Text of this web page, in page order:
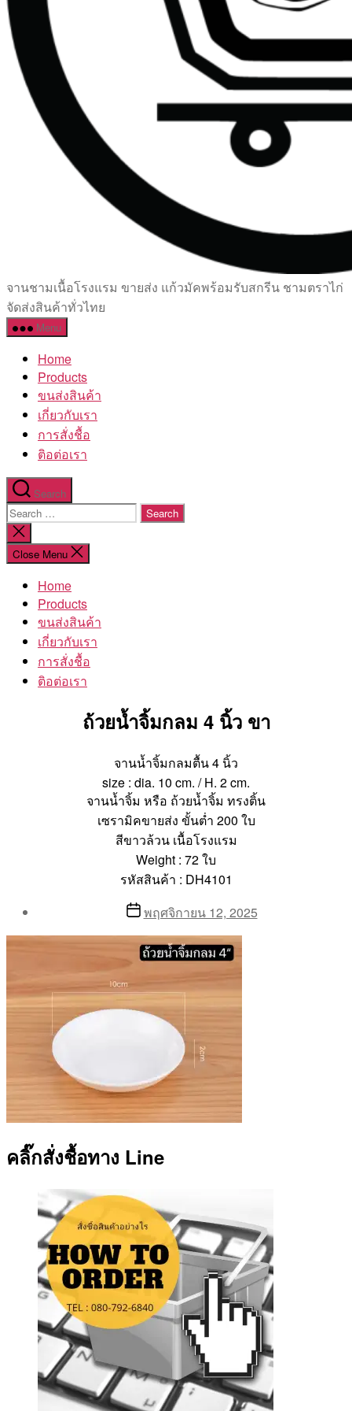
เซรามิค
ครบ
ครัน
โรงงาน
จานชามเนื้อโรงแรม ขายส่ง แก้วมัคพร้อมรับสกรีน ชามตราไก่
จัดส่งสินค้าทั่วไทย
Menu
Home
Products
ขนส่งสินค้า
เกี่ยวกับเรา
การสั่งชื้อ
ติอต่อเรา
Search
Search
for:
Close
search
Close Menu
Home
Products
ขนส่งสินค้า
เกี่ยวกับเรา
การสั่งชื้อ
ติอต่อเรา
ถ้วยน้ำจิ้มกลม 4 นิ้ว ขา
จานน้ำจิ้มกลมตื้น 4 นิ้ว
size : dia. 10 cm. / H. 2 cm.
จานน้ำจิ้ม หรือ ถ้วยน้ำจิ้ม ทรงติ้น
เซรามิคขายส่ง ขั้นต่ำ 200 ใบ
สีขาวล้วน เนื้อโรงแรม
Weight : 72 ใบ
รหัสสินค้า : DH4101
By
Postพฤศจิกายน 12, 2025
คลิ๊กสั่งชื้อทาง Line